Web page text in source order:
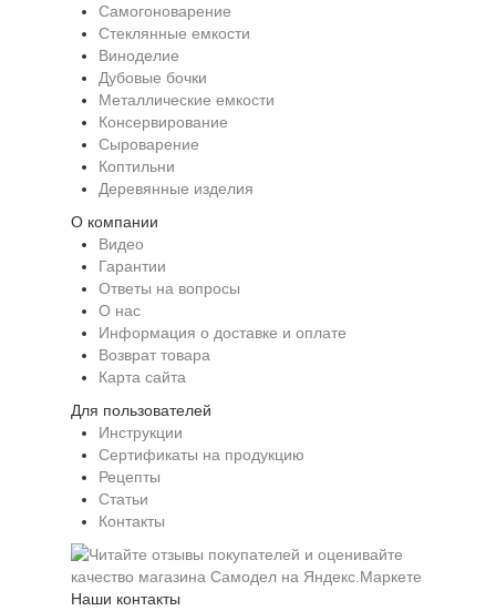
Самогоноварение
Стеклянные емкости
Виноделие
Дубовые бочки
Металлические емкости
Консервирование
Сыроварение
Коптильни
Деревянные изделия
О компании
Видео
Гарантии
Ответы на вопросы
О нас
Информация о доставке и оплате
Возврат товара
Карта сайта
Для пользователей
Инструкции
Сертификаты на продукцию
Рецепты
Статьи
Контакты
Наши контакты